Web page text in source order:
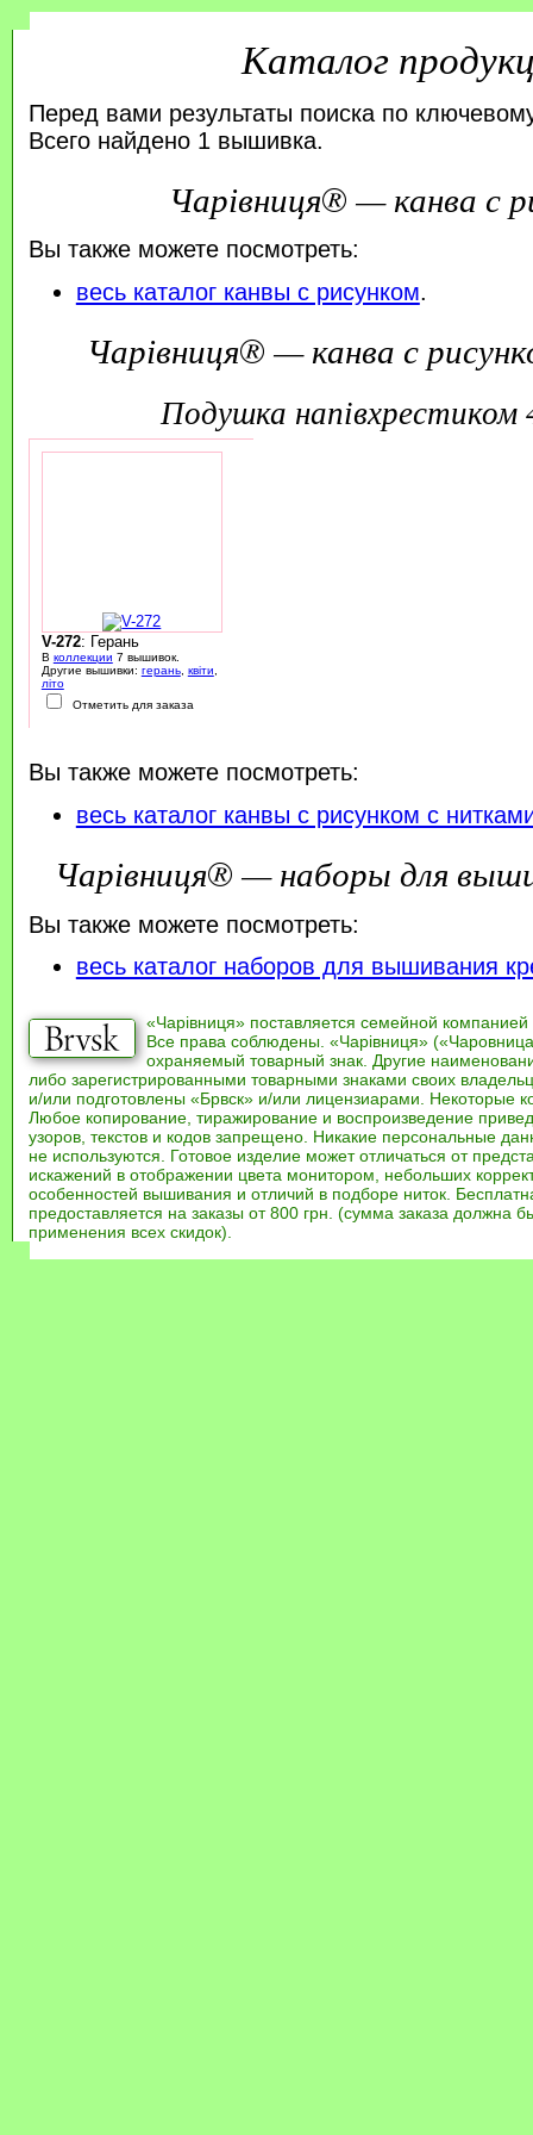
Каталог
Перед вами результаты поиска по
Всего найдено 1 вышивка.
Чарівниця® — канва с
Вы также можете посмотреть:
весь каталог канвы с рисунком.
Чарівниця® — канва с
подушка
V-272: Герань
В коллекции 7 вышивок.
Другие вышивки: герань, квіти
літо
Отметить для заказа
Вы также можете посмотреть:
весь каталог канвы с рисунком с
Чарівниця® — наборы для
Вы также можете посмотреть:
весь каталог наборов для вышивания
«Чарівниця» поставляется семейной компанией
Все права соблюдены. «Чарівниця»
охраняемый товарный знак. Другие
либо зарегистрированными товарными знаками своих
и/или подготовлены «Брвск» и/или лицензиарами. Некоторые
Любое копирование, тиражирование и воспроизведение
узоров, текстов и кодов запрещено. Никакие персональные
не используются. Готовое изделие может отличаться от
искажений в отображении цвета монитором, небольших
особенностей вышивания и отличий в подборе ниток.
предоставляется на заказы от 800 грн. (сумма заказа должна
применения всех скидок).